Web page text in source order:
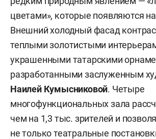
цветами», которые появляются
Внешний холодный фасад
теплыми золотистыми
украшенными татарскими
разработанными заслуженным
Наилей Кумысниковой. Четыре
многофункциональных зала
чем на 1,3 тыс. зрителей и
не только театральные